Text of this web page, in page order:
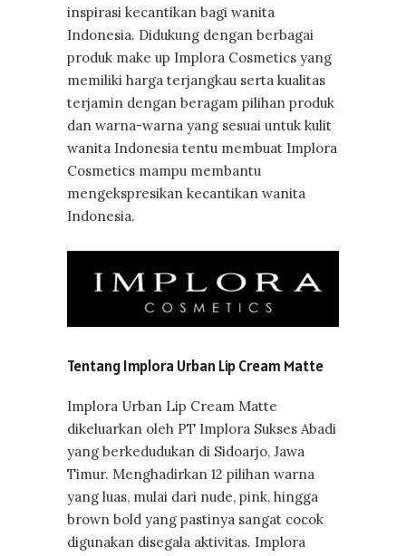
inspirasi kecantikan bagi wanita
Indonesia. Didukung dengan berbagai
produk make up Implora Cosmetics yang
memiliki harga terjangkau serta kualitas
terjamin dengan beragam pilihan produk
dan warna-warna yang sesuai untuk kulit
wanita Indonesia tentu membuat Implora
Cosmetics mampu membantu
mengekspresikan kecantikan wanita
Indonesia.
Tentang Implora Urban Lip Cream Matte
Implora Urban Lip Cream Matte
dikeluarkan oleh PT Implora Sukses Abadi
yang berkedudukan di Sidoarjo, Jawa
Timur. Menghadirkan 12 pilihan warna
yang luas, mulai dari nude, pink, hingga
brown bold yang pastinya sangat cocok
digunakan disegala aktivitas. Implora